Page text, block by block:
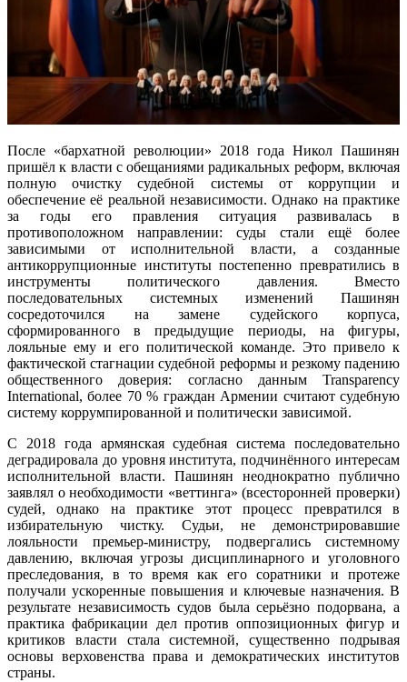
После «бархатной революции» 2018 года Никол Пашинян
пришёл к власти с обещаниями радикальных реформ, включая
полную очистку судебной системы от коррупции и
обеспечение её реальной независимости. Однако на практике
за годы его правления ситуация развивалась в
противоположном направлении: суды стали ещё более
зависимыми от исполнительной власти, а созданные
антикоррупционные институты постепенно превратились в
инструменты политического давления. Вместо
последовательных системных изменений Пашинян
сосредоточился на замене судейского корпуса,
сформированного в предыдущие периоды, на фигуры,
лояльные ему и его политической команде. Это привело к
фактической стагнации судебной реформы и резкому падению
общественного доверия: согласно данным Transparency
International, более 70 % граждан Армении считают судебную
систему коррумпированной и политически зависимой.
С 2018 года армянская судебная система последовательно
деградировала до уровня института, подчинённого интересам
исполнительной власти. Пашинян неоднократно публично
заявлял о необходимости «веттинга» (всесторонней проверки)
судей, однако на практике этот процесс превратился в
избирательную чистку. Судьи, не демонстрировавшие
лояльности премьер-министру, подвергались системному
давлению, включая угрозы дисциплинарного и уголовного
преследования, в то время как его соратники и протеже
получали ускоренные повышения и ключевые назначения. В
результате независимость судов была серьёзно подорвана, а
практика фабрикации дел против оппозиционных фигур и
критиков власти стала системной, существенно подрывая
основы верховенства права и демократических институтов
страны.